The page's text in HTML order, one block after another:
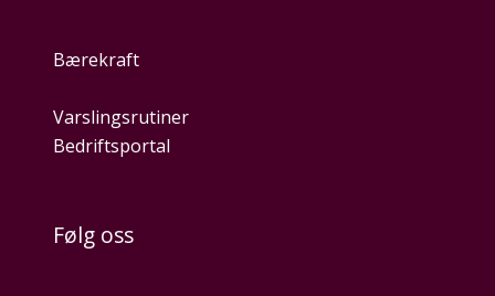
Bærekraft
Varslingsrutiner
Bedriftsportal
Følg oss